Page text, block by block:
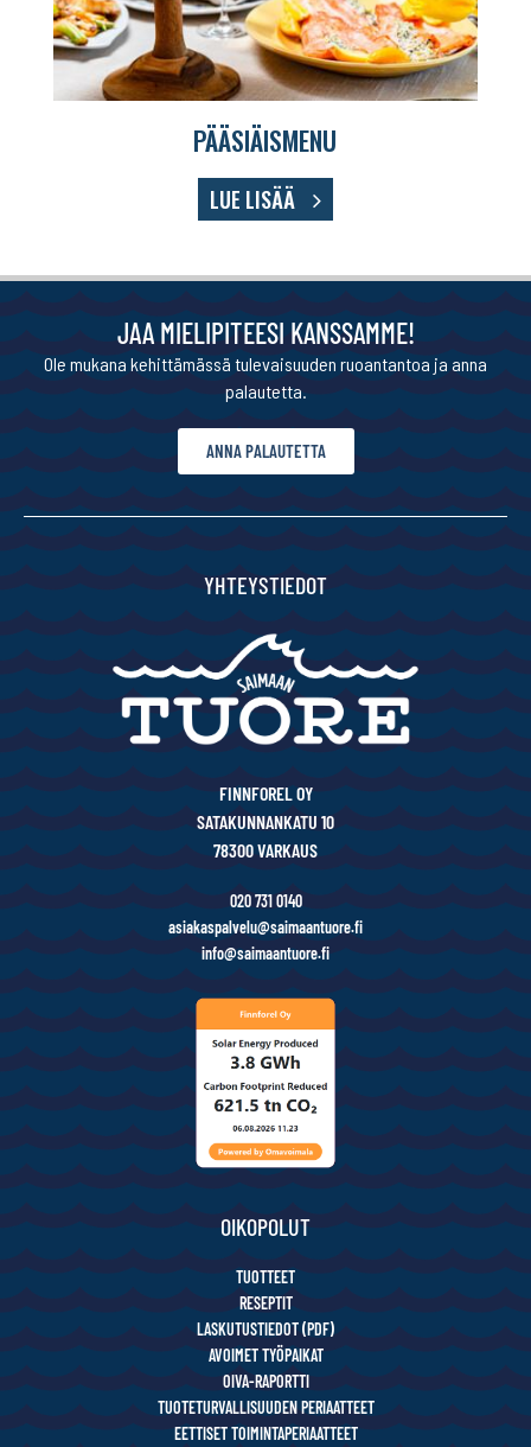
PÄÄSIÄISMENU
LUE LISÄÄ
JAA MIELIPITEESI KANSSAMME!
Ole mukana kehittämässä tulevaisuuden ruoantantoa ja anna
palautetta.
ANNA PALAUTETTA
YHTEYSTIEDOT
FINNFOREL OY
SATAKUNNANKATU 10
78300 VARKAUS
020 731 0140
asiakaspalvelu@saimaantuore.fi
info@saimaantuore.fi
OIKOPOLUT
TUOTTEET
RESEPTIT
LASKUTUSTIEDOT (PDF)
AVOIMET TYÖPAIKAT
OIVA-RAPORTTI
TUOTETURVALLISUUDEN PERIAATTEET
EETTISET TOIMINTAPERIAATTEET